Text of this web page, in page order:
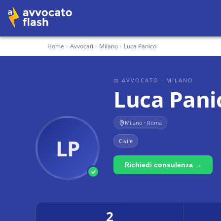
Home › Avvocati › Milano › Luca Panico
LP
⚖ AVVOCATO · MILANO
Luca
Milano · Roma
Civile
Richiedi consulenza →
2